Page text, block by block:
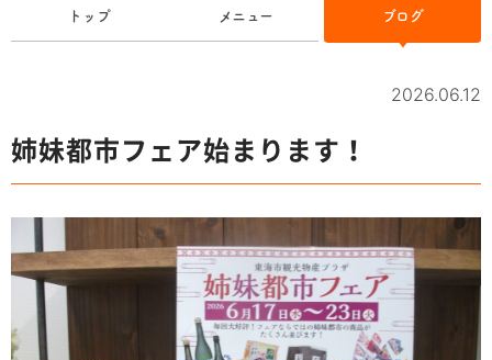
トップ メニュー ブログ
2026.06.12
姉妹都市フェア始まります！